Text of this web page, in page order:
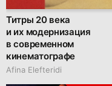
Титры 20 века
и их модернизация
в современном
кинематографе
Afina Elefteridi